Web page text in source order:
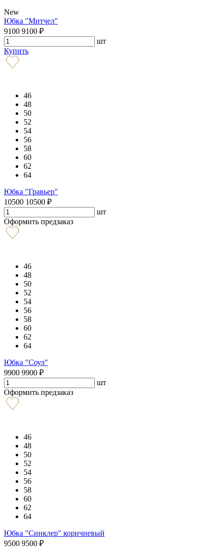
New
Юбка "Митчел"
9100 9100 ₽
шт
Купить
46
48
50
52
54
56
58
60
62
64
Юбка "Гравьер"
10500 10500 ₽
шт
Оформить предзаказ
46
48
50
52
54
56
58
60
62
64
Юбка "Соул"
9900 9900 ₽
шт
Оформить предзаказ
46
48
50
52
54
56
58
60
62
64
Юбка "Синклер" коричневый
9500 9500 ₽